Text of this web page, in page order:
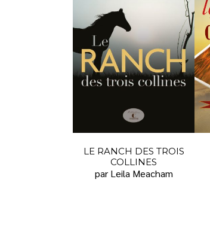
LE RANCH DES TROIS
COLLINES
par Leila Meacham